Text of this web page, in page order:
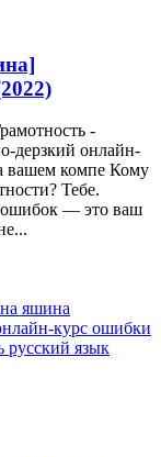
-
дерзкий онлайн-
вашем компе Кому
Тебе.
ошибок — это ваш
яшина
курс ошибки
русский язык